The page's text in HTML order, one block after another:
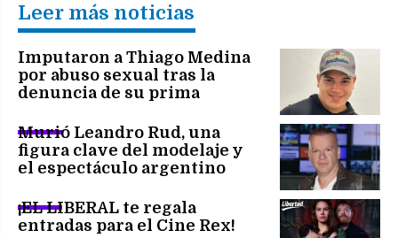
Leer más noticias
Imputaron a Thiago Medina
por abuso sexual tras la
denuncia de su prima
Murió Leandro Rud, una
figura clave del modelaje y
el espectáculo argentino
¡EL LIBERAL te regala
entradas para el Cine Rex!